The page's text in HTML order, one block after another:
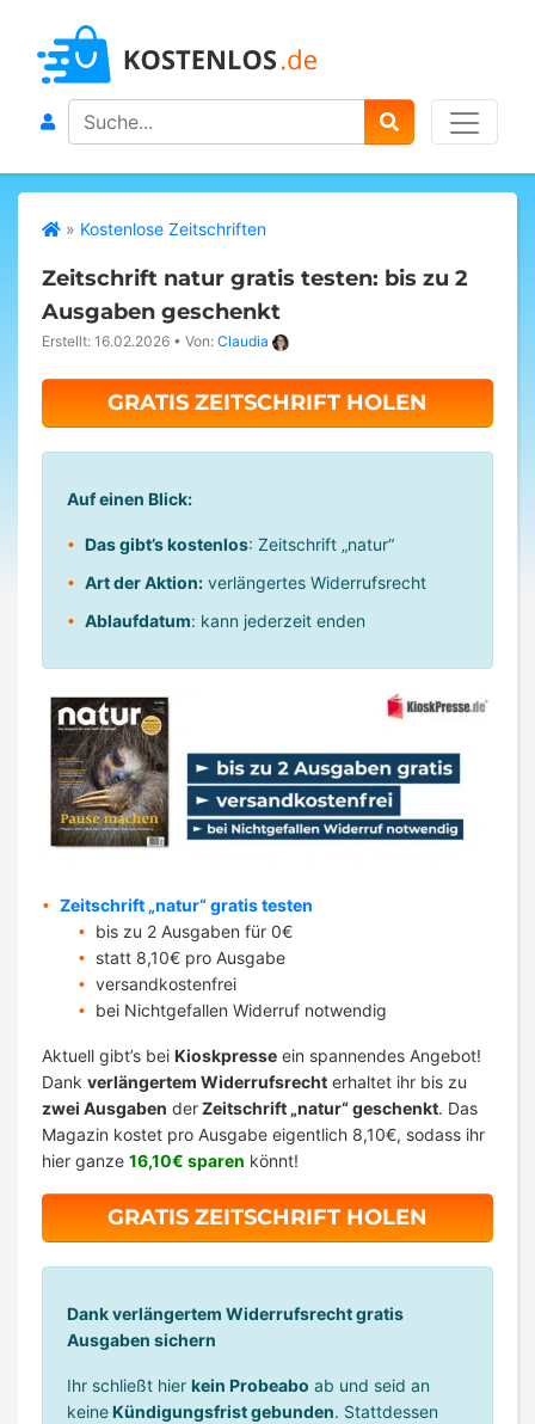
Search
» Kostenlose Zeitschriften
Zeitschrift natur gratis testen: bis zu 2
Ausgaben geschenkt
Erstellt: 16.02.2026 • Von: Claudia
GRATIS ZEITSCHRIFT HOLEN
Auf einen Blick:
Das gibt’s kostenlos: Zeitschrift „natur“
Art der Aktion: verlängertes Widerrufsrecht
Ablaufdatum: kann jederzeit enden
Zeitschrift „natur“ gratis testen
bis zu 2 Ausgaben für 0€
statt 8,10€ pro Ausgabe
versandkostenfrei
bei Nichtgefallen Widerruf notwendig
Aktuell gibt’s bei Kioskpresse ein spannendes Angebot!
Dank verlängertem Widerrufsrecht erhaltet ihr bis zu
zwei Ausgaben derZeitschrift „natur“ geschenkt. Das
Magazin kostet pro Ausgabe eigentlich 8,10€, sodass ihr
hier ganze 16,10€ sparen könnt!
GRATIS ZEITSCHRIFT HOLEN
Dank verlängertem Widerrufsrecht gratis
Ausgaben sichern
Ihr schließt hier kein Probeabo ab und seid an
keineKündigungsfrist gebunden. Stattdessen